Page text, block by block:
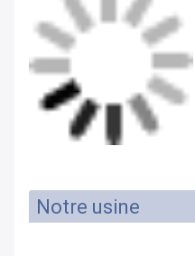
Notre usine